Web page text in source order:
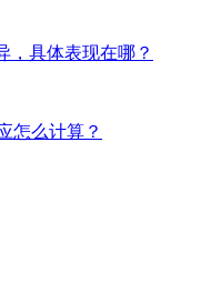
，具体表现在哪？
怎么计算？